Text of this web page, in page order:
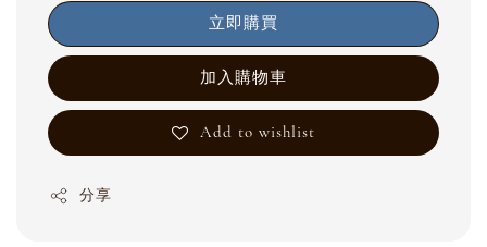
立即購買
加入購物車
Add to wishlist
分享